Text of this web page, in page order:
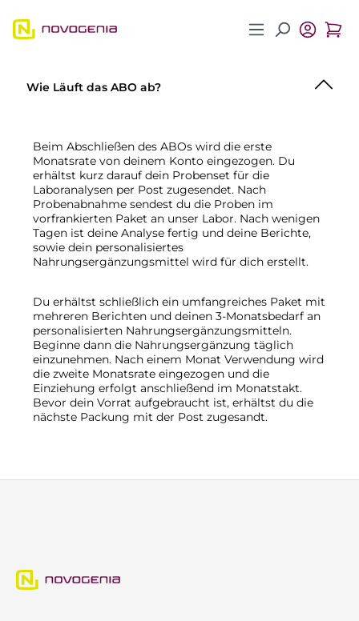
Zum Hauptinhalt springen
Wie Läuft das ABO ab?
Beim Abschließen des ABOs wird die erste
Monatsrate von deinem Konto eingezogen. Du
erhältst kurz darauf dein Probenset für die
Laboranalysen per Post zugesendet. Nach
Probenabnahme sendest du die Proben im
vorfrankierten Paket an unser Labor. Nach wenigen
Tagen ist deine Analyse fertig und deine Berichte,
sowie dein personalisiertes
Nahrungsergänzungsmittel wird für dich erstellt.
Du erhältst schließlich ein umfangreiches Paket mit
mehreren Berichten und deinen 3-Monatsbedarf an
personalisierten Nahrungsergänzungsmitteln.
Beginne dann die Nahrungsergänzung täglich
einzunehmen. Nach einem Monat Verwendung wird
die zweite Monatsrate eingezogen und die
Einziehung erfolgt anschließend im Monatstakt.
Bevor dein Vorrat aufgebraucht ist, erhältst du die
nächste Packung mit der Post zugesandt.